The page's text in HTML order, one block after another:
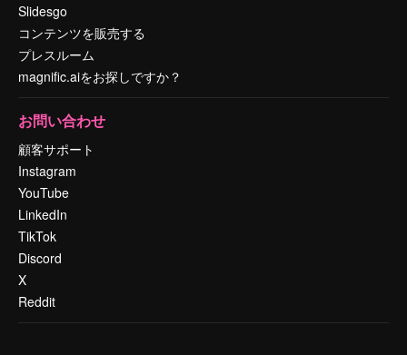
Slidesgo
コンテンツを販売する
プレスルーム
magnific.aiをお探しですか？
お問い合わせ
顧客サポート
Instagram
YouTube
LinkedIn
TikTok
Discord
X
Reddit